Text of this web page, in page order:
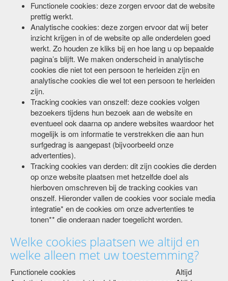
Functionele cookies: deze zorgen ervoor dat de website
prettig werkt.
Analytische cookies: deze zorgen ervoor dat wij beter
inzicht krijgen in of de website op alle onderdelen goed
werkt. Zo houden ze kliks bij en hoe lang u op bepaalde
pagina’s blijft. We maken onderscheid in analytische
cookies die niet tot een persoon te herleiden zijn en
analytische cookies die wel tot een persoon te herleiden
zijn.
Tracking cookies van onszelf: deze cookies volgen
bezoekers tijdens hun bezoek aan de website en
eventueel ook daarna op andere websites waardoor het
mogelijk is om informatie te verstrekken die aan hun
surfgedrag is aangepast (bijvoorbeeld onze
advertenties).
Tracking cookies van derden: dit zijn cookies die derden
op onze website plaatsen met hetzelfde doel als
hierboven omschreven bij de tracking cookies van
onszelf. Hieronder vallen de cookies voor sociale media
integratie* en de cookies om onze advertenties te
tonen** die onderaan nader toegelicht worden.
Welke cookies plaatsen we altijd en
welke alleen met uw toestemming?
Functionele cookies
Altijd